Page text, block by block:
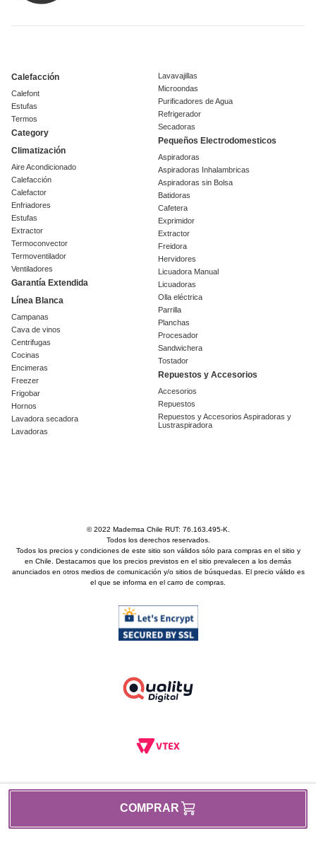
COMPRAR
Calefacción
Calefont
Estufas
Termos
Category
Climatización
Aire Acondicionado
Calefacción
Calefactor
Enfriadores
Estufas
Extractor
Termoconvector
Termoventilador
Ventiladores
Garantía Extendida
Línea Blanca
Campanas
Cava de vinos
Centrifugas
Cocinas
Encimeras
Freezer
Frigobar
Hornos
Lavadora secadora
Lavadoras
Lavavajillas
Microondas
Purificadores de Agua
Refrigerador
Secadoras
Pequeños Electrodomesticos
Aspiradoras
Aspiradoras Inhalambricas
Aspiradoras sin Bolsa
Batidoras
Cafetera
Exprimidor
Extractor
Freidora
Hervidores
Licuadora Manual
Licuadoras
Olla eléctrica
Parrilla
Planchas
Procesador
Sandwichera
Tostador
Repuestos y Accesorios
Accesorios
Repuestos
Repuestos y Accesorios Aspiradoras y
Lustraspiradora
© 2022 Mademsa Chile RUT: 76.163.495-K.
Todos los derechos reservados.
Todos los precios y condiciones de este sitio son válidos sólo para compras en el sitio y
en Chile. Destacamos que los precios previstos en el sitio prevalecen a los demás
anunciados en otros medios de comunicación y/o sitios de búsquedas. El precio válido es
el que se informa en el carro de compras.